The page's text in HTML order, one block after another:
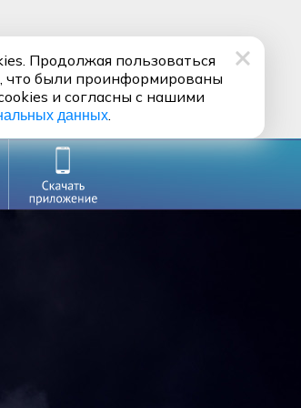
Продолжая пользоваться
что были проинформированы
и согласны с нашими
данных.